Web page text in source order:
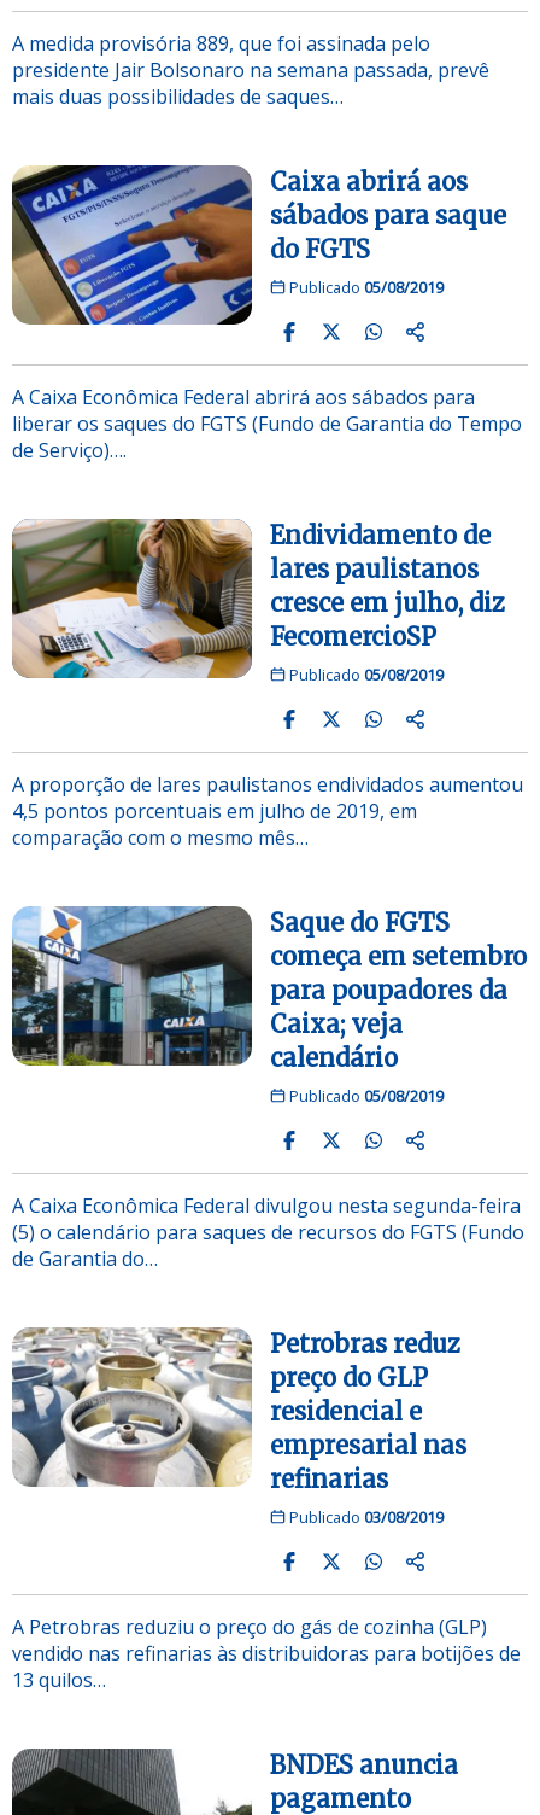
A medida provisória 889, que foi assinada pelo
presidente Jair Bolsonaro na semana passada, prevê
mais duas possibilidades de saques…
Caixa abrirá aos
sábados para saque
do FGTS
Publicado 05/08/2019
A Caixa Econômica Federal abrirá aos sábados para
liberar os saques do FGTS (Fundo de Garantia do Tempo
de Serviço)….
Endividamento de
lares paulistanos
cresce em julho, diz
FecomercioSP
Publicado 05/08/2019
A proporção de lares paulistanos endividados aumentou
4,5 pontos porcentuais em julho de 2019, em
comparação com o mesmo mês…
Saque do FGTS
começa em setembro
para poupadores da
Caixa; veja
calendário
Publicado 05/08/2019
A Caixa Econômica Federal divulgou nesta segunda-feira
(5) o calendário para saques de recursos do FGTS (Fundo
de Garantia do…
Petrobras reduz
preço do GLP
residencial e
empresarial nas
refinarias
Publicado 03/08/2019
A Petrobras reduziu o preço do gás de cozinha (GLP)
vendido nas refinarias às distribuidoras para botijões de
13 quilos…
BNDES anuncia
pagamento